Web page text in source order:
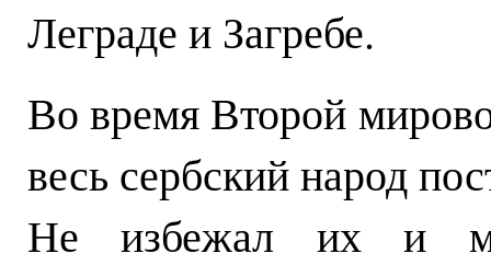
Леграде и Загребе.
Во время Второй
весь сербский народ
Не избежал их и